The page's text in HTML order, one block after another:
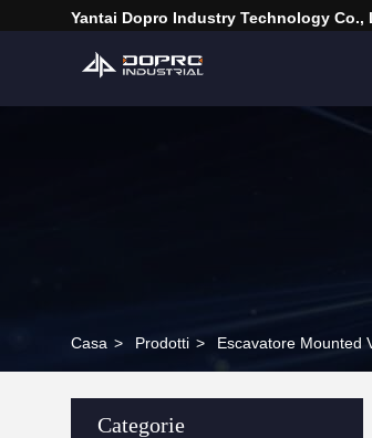
Yantai Dopro Industry Technology Co.,
Casa > Prodotti > Escavatore Mounted
Categorie